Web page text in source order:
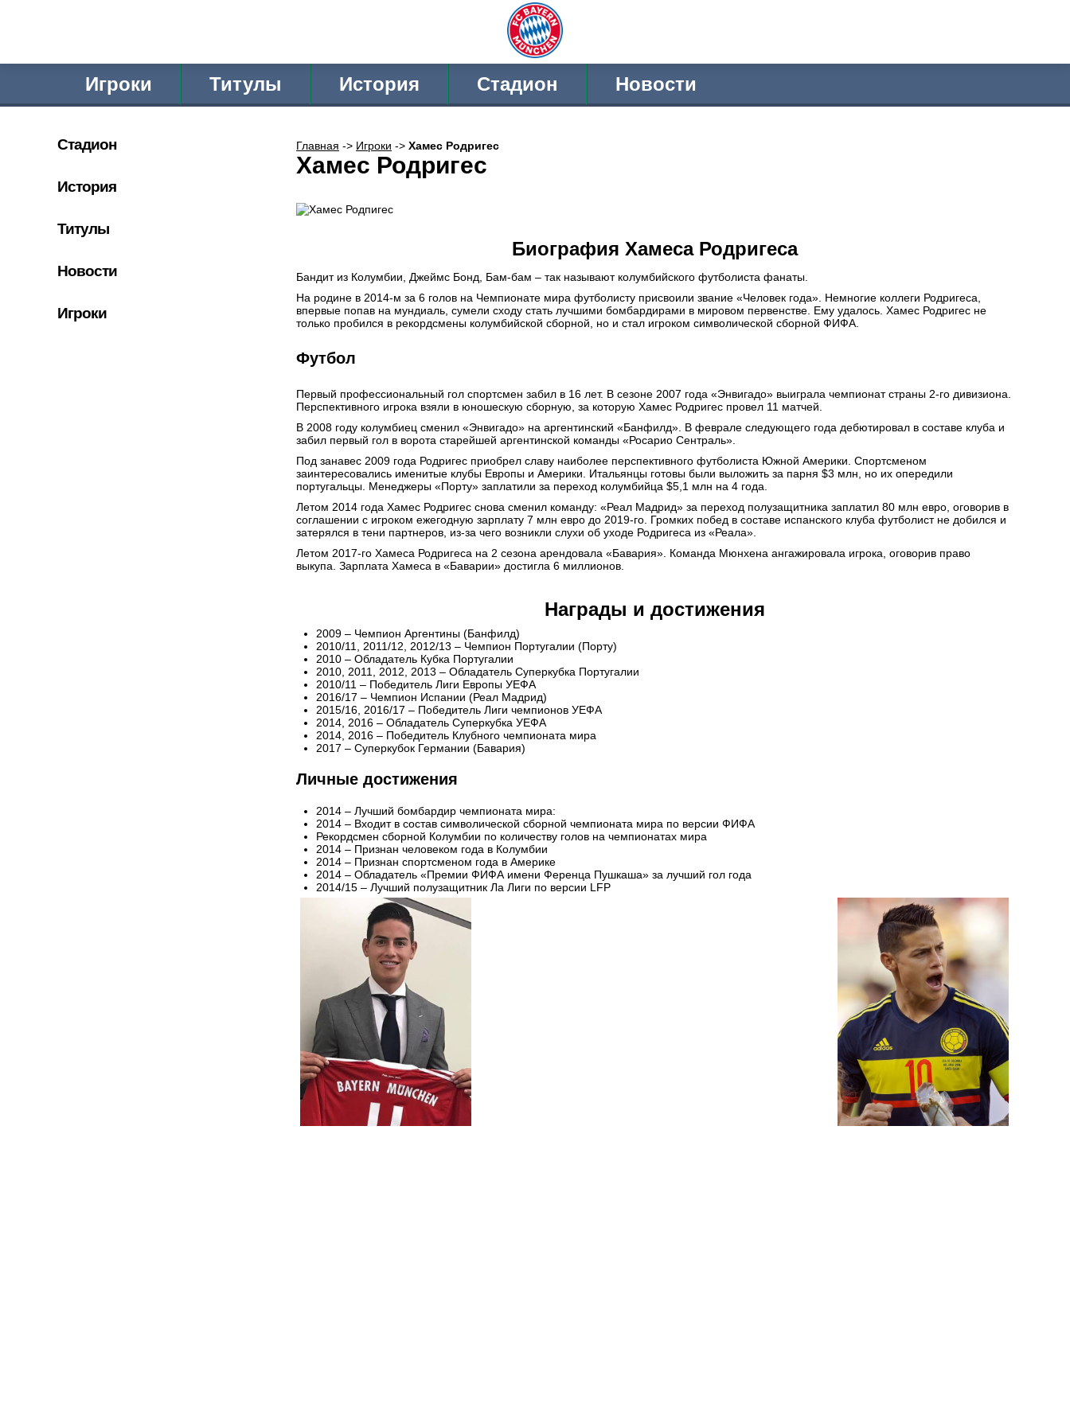
Игроки Титулы История Стадион Новости
Стадион
История
Титулы
Новости
Игроки
Главная -> Игроки -> Хамес Родригес
Хамес Родригес
Биография Хамеса Родригеса
Бандит из Колумбии, Джеймс Бонд, Бам-бам – так называют колумбийского футболиста фанаты.
На родине в 2014-м за 6 голов на Чемпионате мира футболисту присвоили звание «Человек года». Немногие коллеги Родригеса,
впервые попав на мундиаль, сумели сходу стать лучшими бомбардирами в мировом первенстве. Ему удалось. Хамес Родригес не
только пробился в рекордсмены колумбийской сборной, но и стал игроком символической сборной ФИФА.
Футбол
Первый профессиональный гол спортсмен забил в 16 лет. В сезоне 2007 года «Энвигадо» выиграла чемпионат страны 2-го дивизиона.
Перспективного игрока взяли в юношескую сборную, за которую Хамес Родригес провел 11 матчей.
В 2008 году колумбиец сменил «Энвигадо» на аргентинский «Банфилд». В феврале следующего года дебютировал в составе клуба и
забил первый гол в ворота старейшей аргентинской команды «Росарио Сентраль».
Под занавес 2009 года Родригес приобрел славу наиболее перспективного футболиста Южной Америки. Спортсменом
заинтересовались именитые клубы Европы и Америки. Итальянцы готовы были выложить за парня $3 млн, но их опередили
португальцы. Менеджеры «Порту» заплатили за переход колумбийца $5,1 млн на 4 года.
Летом 2014 года Хамес Родригес снова сменил команду: «Реал Мадрид» за переход полузащитника заплатил 80 млн евро, оговорив в
соглашении с игроком ежегодную зарплату 7 млн евро до 2019-го. Громких побед в составе испанского клуба футболист не добился и
затерялся в тени партнеров, из-за чего возникли слухи об уходе Родригеса из «Реала».
Летом 2017-го Хамеса Родригеса на 2 сезона арендовала «Бавария». Команда Мюнхена ангажировала игрока, оговорив право
выкупа. Зарплата Хамеса в «Баварии» достигла 6 миллионов.
Награды и достижения
2009 – Чемпион Аргентины (Банфилд)
2010/11, 2011/12, 2012/13 – Чемпион Португалии (Порту)
2010 – Обладатель Кубка Португалии
2010, 2011, 2012, 2013 – Обладатель Суперкубка Португалии
2010/11 – Победитель Лиги Европы УЕФА
2016/17 – Чемпион Испании (Реал Мадрид)
2015/16, 2016/17 – Победитель Лиги чемпионов УЕФА
2014, 2016 – Обладатель Суперкубка УЕФА
2014, 2016 – Победитель Клубного чемпионата мира
2017 – Суперкубок Германии (Бавария)
Личные достижения
2014 – Лучший бомбардир чемпионата мира:
2014 – Входит в состав символической сборной чемпионата мира по версии ФИФА
Рекордсмен сборной Колумбии по количеству голов на чемпионатах мира
2014 – Признан человеком года в Колумбии
2014 – Признан спортсменом года в Америке
2014 – Обладатель «Премии ФИФА имени Ференца Пушкаша» за лучший гол года
2014/15 – Лучший полузащитник Ла Лиги по версии LFP